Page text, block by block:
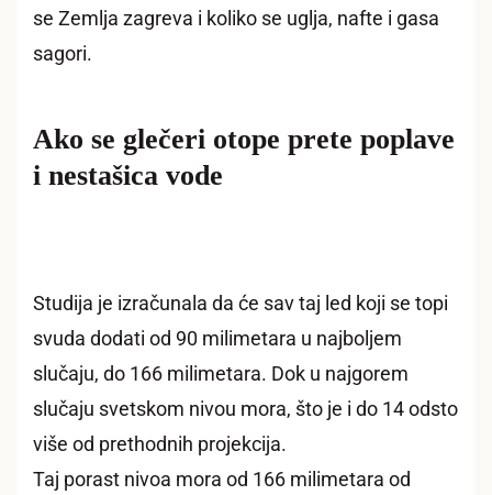
se Zemlja zagreva i koliko se uglja, nafte i gasa
sagori.
Ako se glečeri otope prete poplave
i nestašica vode
Studija je izračunala da će sav taj led koji se topi
svuda dodati od 90 milimetara u najboljem
slučaju, do 166 milimetara. Dok u najgorem
slučaju svetskom nivou mora, što je i do 14 odsto
više od prethodnih projekcija.
Taj porast nivoa mora od 166 milimetara od